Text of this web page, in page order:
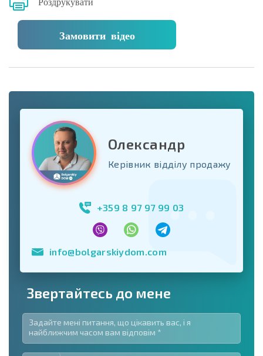
Замовити відео
Олександр
Керівник відділу продажу
+359 8 97 97 99 03
info@bolgarskiydom.com
Звертайтесь до мене